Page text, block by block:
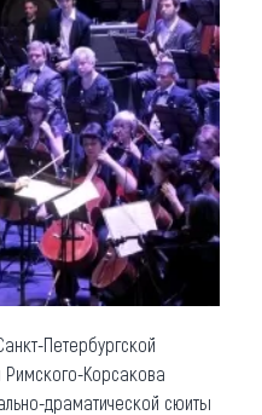
Петербургской
Римского-Корсакова
драматической сюиты